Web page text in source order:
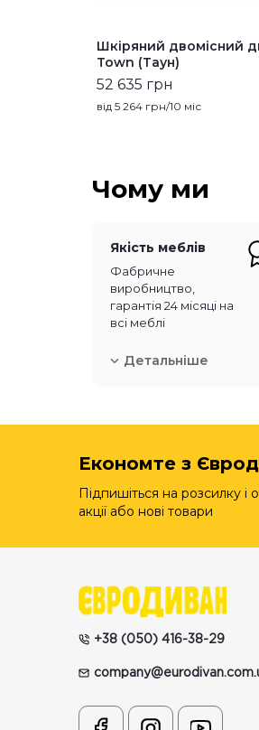
Шкіряний двомісний
Town (Таун)
52 635 грн
від 5 264 грн/10 міс
Чому ми
Якість меблів
Фабричне
виробництво,
гарантія 24 місяці на
всі меблі
Детальніше
Економте з
Підпишіться на розсилку
акції або нові товари
+38 (050) 416-38-29